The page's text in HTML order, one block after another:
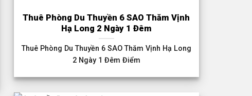
Thuê Phòng Du Thuyền 6 SAO Thăm Vịnh
Hạ Long 2 Ngày 1 Đêm
Thuê Phòng Du Thuyền 6 SAO Thăm Vịnh Hạ Long
2 Ngày 1 Đêm Điểm